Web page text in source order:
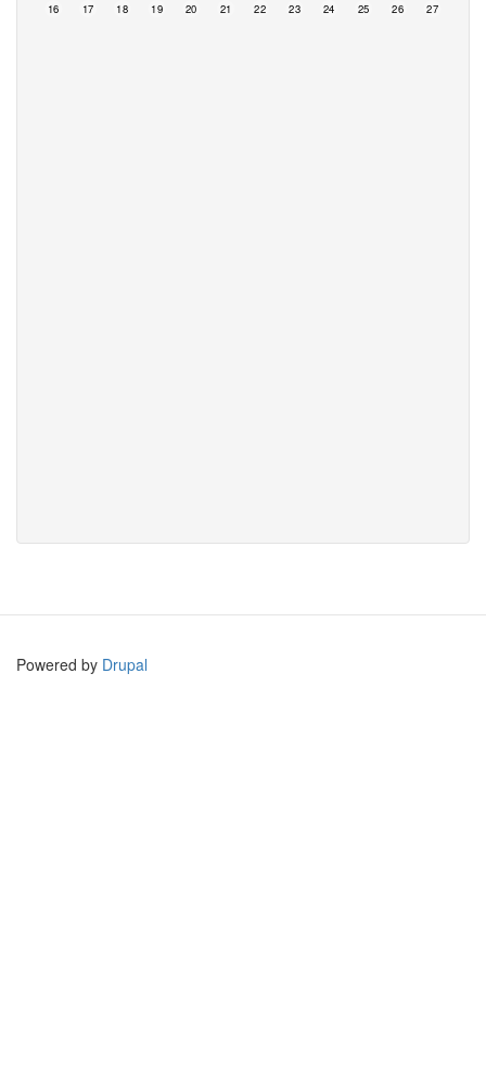
16 17 18 19 20 21 22 23 24 25 26 27
Powered by Drupal